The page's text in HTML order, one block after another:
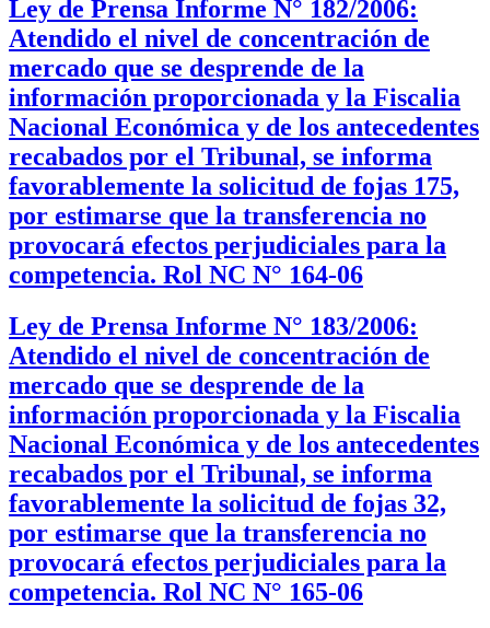
Ley de Prensa Informe N° 182/2006:
Atendido el nivel de concentración de
mercado que se desprende de la
información proporcionada y la Fiscalia
Nacional Económica y de los antecedentes
recabados por el Tribunal, se informa
favorablemente la solicitud de fojas 175,
por estimarse que la transferencia no
provocará efectos perjudiciales para la
competencia. Rol NC N° 164-06
Ley de Prensa Informe N° 183/2006:
Atendido el nivel de concentración de
mercado que se desprende de la
información proporcionada y la Fiscalia
Nacional Económica y de los antecedentes
recabados por el Tribunal, se informa
favorablemente la solicitud de fojas 32,
por estimarse que la transferencia no
provocará efectos perjudiciales para la
competencia. Rol NC N° 165-06